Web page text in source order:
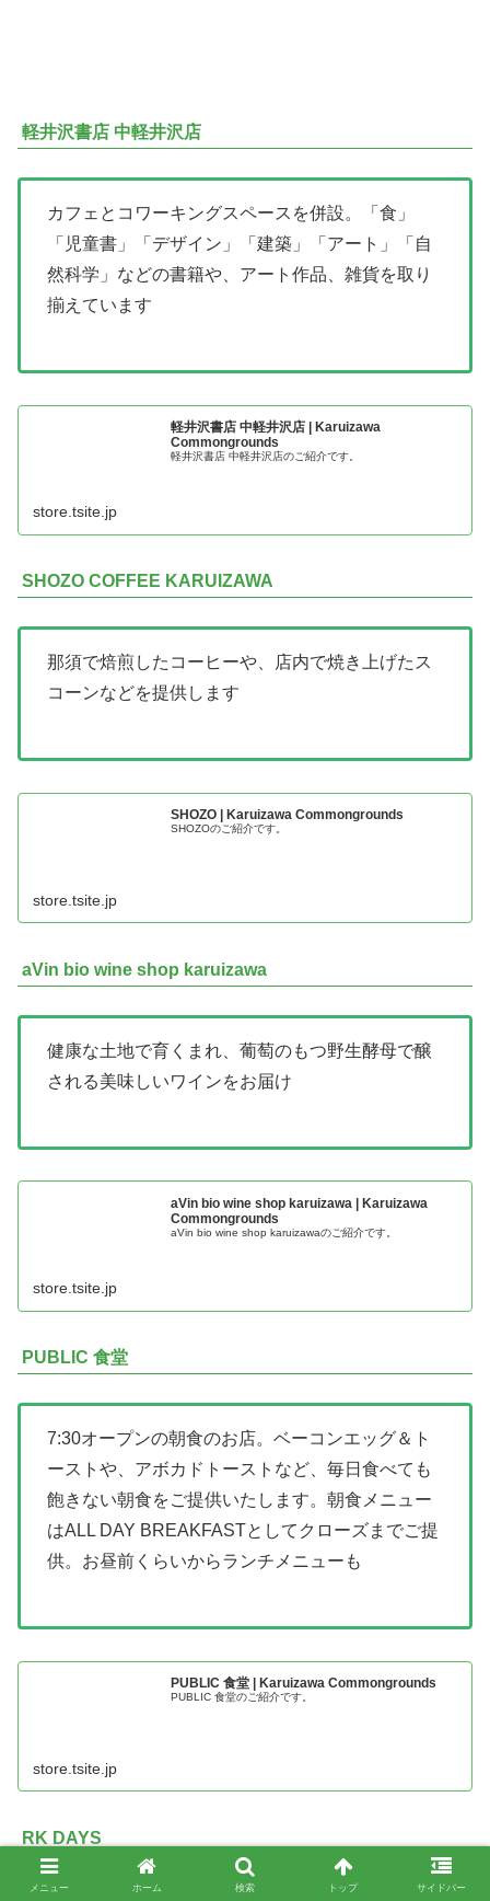
軽井沢書店 中軽井沢店
カフェとコワーキングスペースを併設。「食」
「児童書」「デザイン」「建築」「アート」「自
然科学」などの書籍や、アート作品、雑貨を取り
揃えています
軽井沢書店 中軽井沢店 | Karuizawa
Commongrounds
軽井沢書店 中軽井沢店のご紹介です。
store.tsite.jp
SHOZO COFFEE KARUIZAWA
那須で焙煎したコーヒーや、店内で焼き上げたス
コーンなどを提供します
SHOZO | Karuizawa Commongrounds
SHOZOのご紹介です。
store.tsite.jp
aVin bio wine shop karuizawa
健康な土地で育くまれ、葡萄のもつ野生酵母で醸
される美味しいワインをお届け
aVin bio wine shop karuizawa | Karuizawa
Commongrounds
aVin bio wine shop karuizawaのご紹介です。
store.tsite.jp
PUBLIC 食堂
7:30オープンの朝食のお店。ベーコンエッグ＆ト
ーストや、アボカドトーストなど、毎日食べても
飽きない朝食をご提供いたします。朝食メニュー
はALL DAY BREAKFASTとしてクローズまでご提
供。お昼前くらいからランチメニューも
PUBLIC 食堂 | Karuizawa Commongrounds
PUBLIC 食堂のご紹介です。
store.tsite.jp
RK DAYS
メニュー ホーム 検索 トップ サイドバー